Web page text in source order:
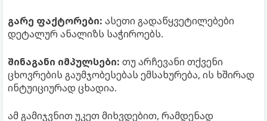
გარე ფაქტორები: ასეთი გადაწყვეტილებები
დეტალურ ანალიზს საჭიროებს.
შინაგანი იმპულსები: თუ არჩევანი თქვენი
ცხოვრების გაუმჯობესებას ემსახურება, ის ხშირად
ინტუიციურად ცხადია.
ამ გამიჯვნით უკეთ მიხვდებით, რამდენად